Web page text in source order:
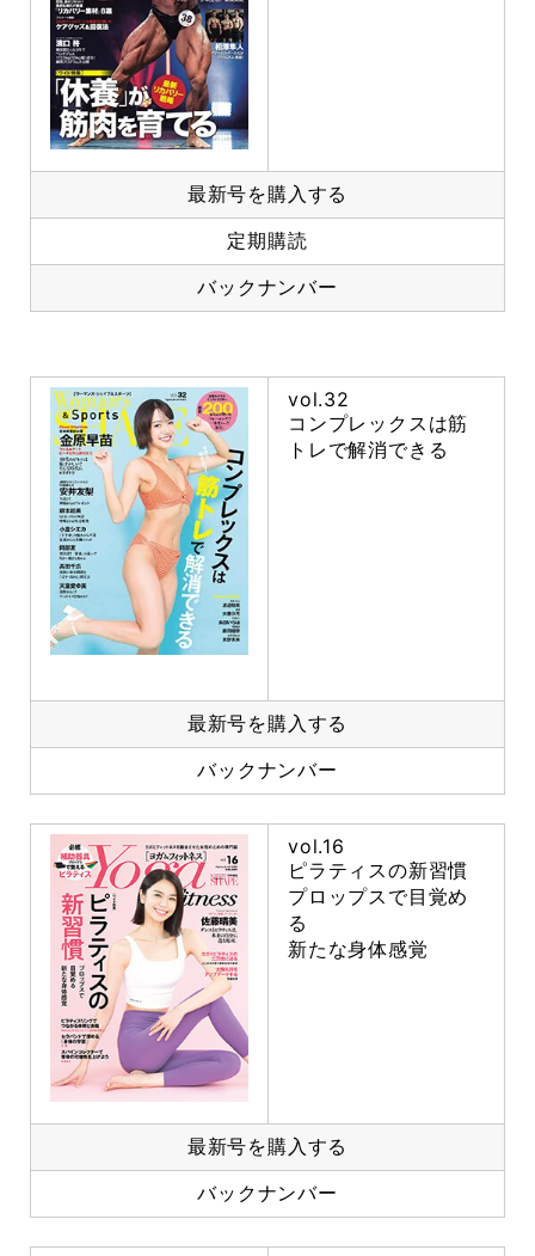
最新号を購入する
定期購読
バックナンバー
vol.32
コンプレックスは筋
トレで解消できる
最新号を購入する
バックナンバー
vol.16
ピラティスの新習慣
プロップスで目覚め
る
新たな身体感覚
最新号を購入する
バックナンバー